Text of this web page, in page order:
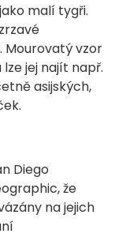
malí tygři.
Mourovatý vzor
jej najít např.
asijských,
Diego
že
na jejich